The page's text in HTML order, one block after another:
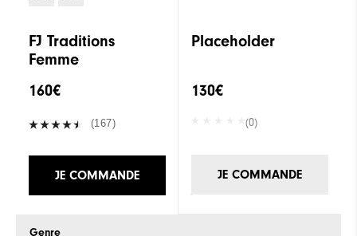
FJ Traditions
Femme
160€
(167)
JE COMMANDE
Genre
Placeholder
130€
(0)
JE COMMANDE